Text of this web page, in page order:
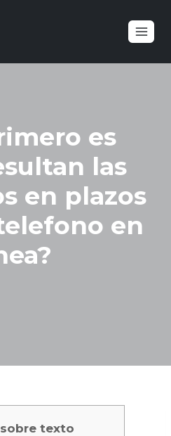
es
las
en plazos
en
texto